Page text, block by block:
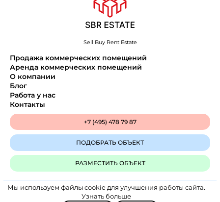
Sell Buy Rent Estate
Продажа коммерческих помещений
Аренда коммерческих помещений
О компании
Блог
Работа у нас
Контакты
+7 (495) 478 79 87
ПОДОБРАТЬ ОБЪЕКТ
РАЗМЕСТИТЬ ОБЪЕКТ
Политика конфиденциальности
Мы используем файлы cookie для улучшения работы сайта.
Узнать больше